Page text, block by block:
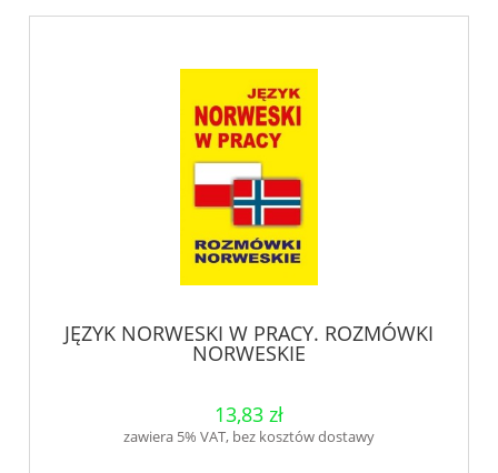
JĘZYK NORWESKI W PRACY. ROZMÓWKI
NORWESKIE
13,83 zł
zawiera 5% VAT, bez kosztów dostawy